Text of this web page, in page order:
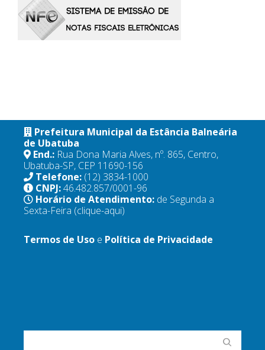
Prefeitura Municipal da Estância Balneária
de Ubatuba
End.: Rua Dona Maria Alves, nº. 865, Centro,
Ubatuba-SP, CEP 11690-156
Telefone: (12) 3834-1000
CNPJ:46.482.857/0001-96
Horário de Atendimento: de Segunda a
Sexta-Feira (clique-aqui)
Termos de Uso e Política de Privacidade